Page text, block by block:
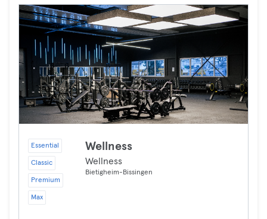
Essential
Classic
Premium
Max
Wellness
Wellness
Bietigheim-Bissingen